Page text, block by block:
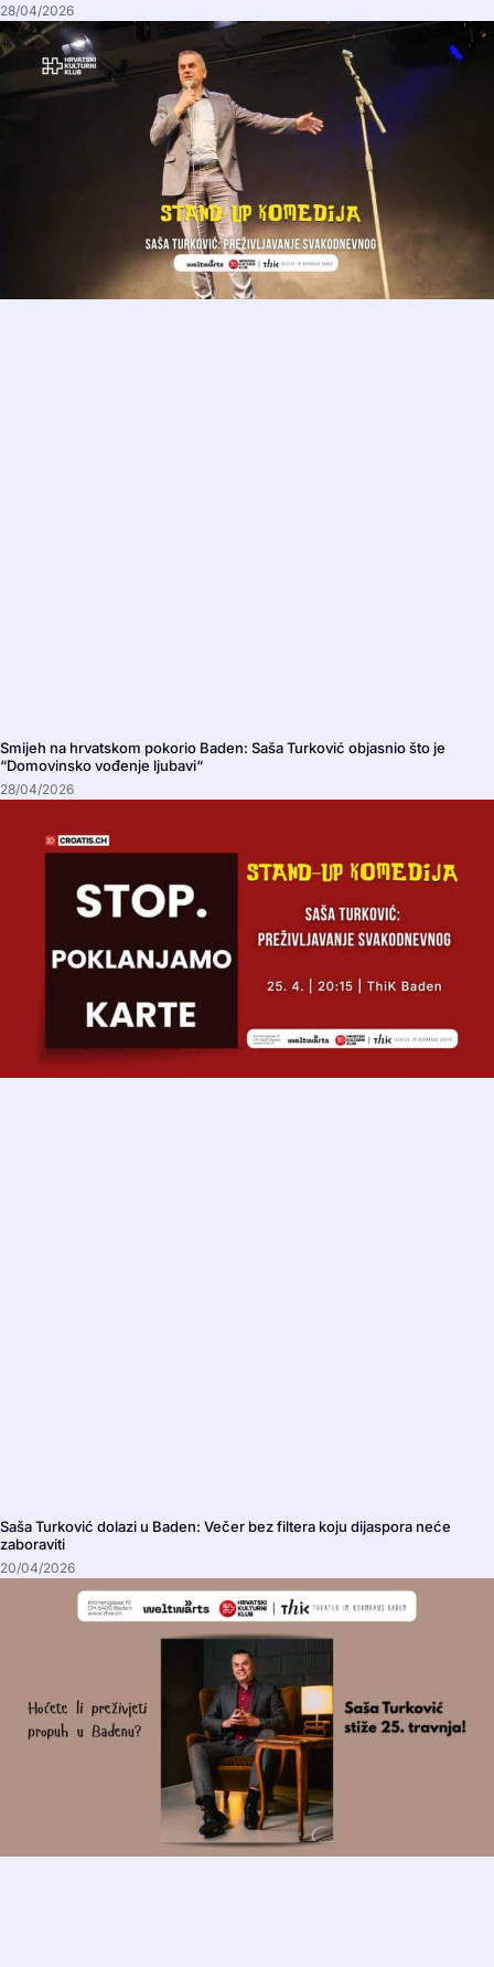
28/04/2026
Smijeh na hrvatskom pokorio Baden: Saša Turković objasnio što je
“Domovinsko vođenje ljubavi“
28/04/2026
Saša Turković dolazi u Baden: Večer bez filtera koju dijaspora neće
zaboraviti
20/04/2026